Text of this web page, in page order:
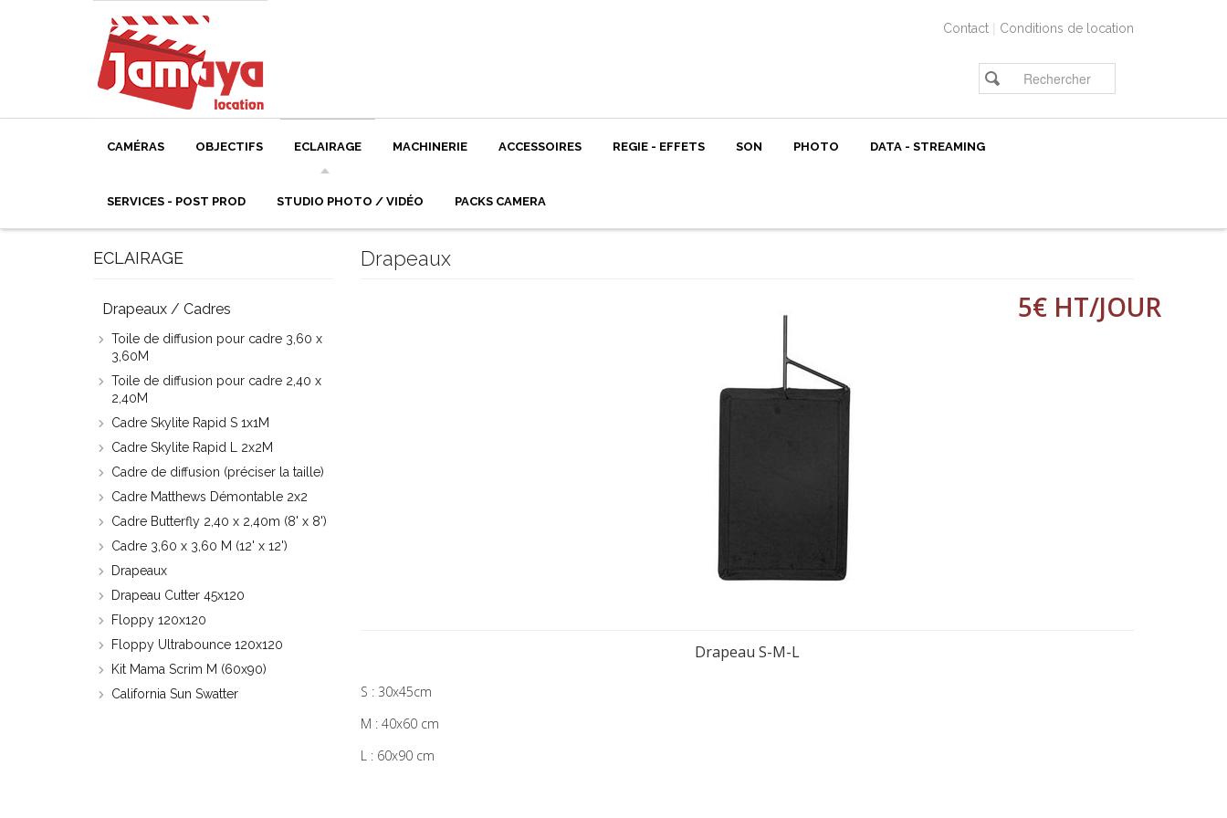
Contact | Conditions de location
CAMÉRAS OBJECTIFS ECLAIRAGE MACHINERIE ACCESSOIRES REGIE - EFFETS SON PHOTO DATA - STREAMING
SERVICES - POST PROD STUDIO PHOTO / VIDÉO PACKS CAMERA
ECLAIRAGE
Drapeaux / Cadres
Toile de diffusion pour cadre 3,60 x
3,60M
Toile de diffusion pour cadre 2,40 x
2,40M
Cadre Skylite Rapid S 1x1M
Cadre Skylite Rapid L 2x2M
Cadre de diffusion (préciser la taille)
Cadre Matthews Démontable 2x2
Cadre Butterfly 2,40 x 2,40m (8' x 8')
Cadre 3,60 x 3,60 M (12' x 12')
Drapeaux
Drapeau Cutter 45x120
Floppy 120x120
Floppy Ultrabounce 120x120
Kit Mama Scrim M (60x90)
California Sun Swatter
Drapeaux
5€ HT/JOUR
Drapeau S-M-L
S : 30x45cm
M : 40x60 cm
L : 60x90 cm